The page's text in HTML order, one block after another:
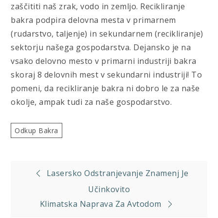
zaščititi naš zrak, vodo in zemljo. Recikliranje
bakra podpira delovna mesta v primarnem
(rudarstvo, taljenje) in sekundarnem (recikliranje)
sektorju našega gospodarstva. Dejansko je na
vsako delovno mesto v primarni industriji bakra
skoraj 8 delovnih mest v sekundarni industriji! To
pomeni, da recikliranje bakra ni dobro le za naše
okolje, ampak tudi za naše gospodarstvo.
Odkup Bakra
Navigacija
prispevka
Lasersko Odstranjevanje Znamenj Je
Učinkovito
Klimatska Naprava Za Avtodom